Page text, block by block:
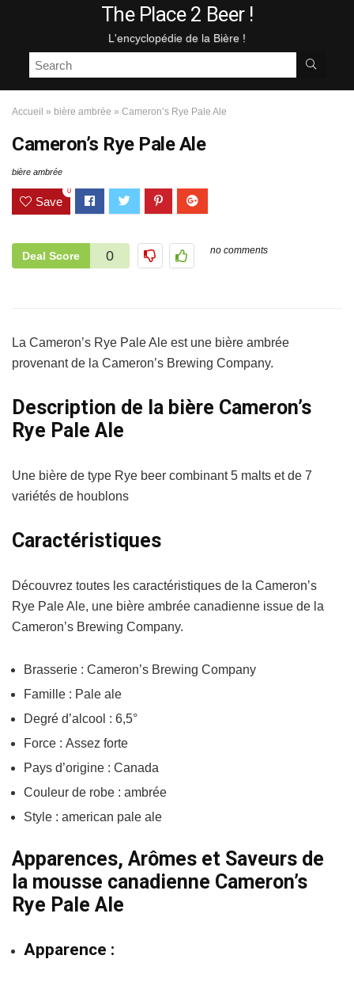
The Place 2 Beer !
L'encyclopédie de la Bière !
Accueil » bière ambrée » Cameron’s Rye Pale Ale
Cameron’s Rye Pale Ale
bière ambrée
Save
0
Deal Score 0 no comments
La Cameron’s Rye Pale Ale est une bière ambrée
provenant de la Cameron’s Brewing Company.
Description de la bière Cameron’s
Rye Pale Ale
Une bière de type Rye beer combinant 5 malts et de 7
variétés de houblons
Caractéristiques
Découvrez toutes les caractéristiques de la Cameron’s
Rye Pale Ale, une bière ambrée canadienne issue de la
Cameron’s Brewing Company.
Brasserie : Cameron’s Brewing Company
Famille : Pale ale
Degré d’alcool : 6,5°
Force : Assez forte
Pays d’origine : Canada
Couleur de robe : ambrée
Style : american pale ale
Apparences, Arômes et Saveurs de
la mousse canadienne Cameron’s
Rye Pale Ale
Apparence :